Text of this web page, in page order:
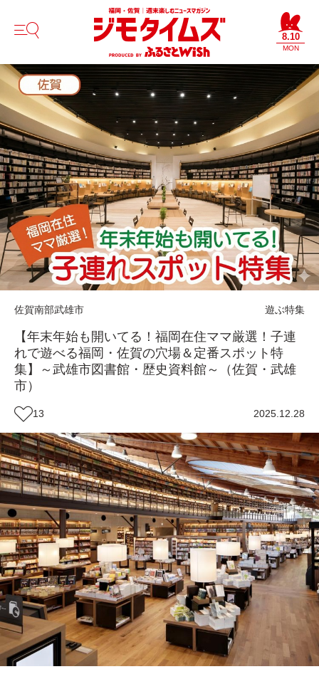
8.10
MON
佐賀南部武雄市 遊ぶ特集
【年末年始も開いてる！福岡在住ママ厳選！子連
れで遊べる福岡・佐賀の穴場＆定番スポット特
集】～武雄市図書館・歴史資料館～（佐賀・武雄
市）
13 2025.12.28